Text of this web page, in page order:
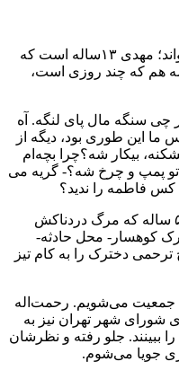
حالا تنها فرزند خانواده که درس می‌خواند؛ مهدی ۱۳ساله است که
هم که چند روزی است،
سنگه مال پای لنگه. آه
این طوری بود، دیگه از
بیکار شه؟چرا بچه‌ام
تو پمپ و چرخ شه؟- گریه می
فاطمه را ندید؟
پس از شنیدن حرف‌های مادر قربانی ۵ ساله که مرگ دردناکش
کوهسار- محل حادثه-
دخترک را به کام تیز
جمعیت می‌شویم. رحمت‌اله
شورای شهر تهران نیز به
ببینند. جلو رفته و نظرشان
جویا می‌شوم.